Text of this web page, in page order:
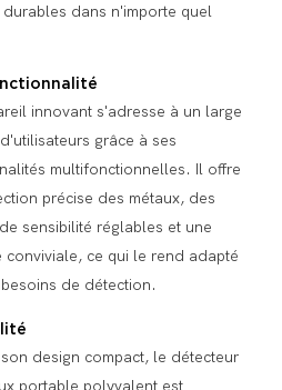
dans n'importe quel
innovant s'adresse à un large
grâce à ses
multifonctionnelles. Il offre
précise des métaux, des
sensibilité réglables et une
conviviale, ce qui le rend adapté
de détection.
design compact, le détecteur